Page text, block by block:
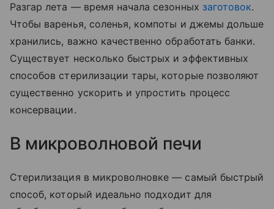
Разгар лета — время начала сезонных заготовок.
Чтобы варенья, соленья, компоты и джемы дольше
хранились, важно качественно обработать банки.
Существует несколько быстрых и эффективных
способов стерилизации тары, которые позволяют
существенно ускорить и упростить процесс
консервации.
В микроволновой печи
Стерилизация в микроволновке — самый быстрый
способ, который идеально подходит для